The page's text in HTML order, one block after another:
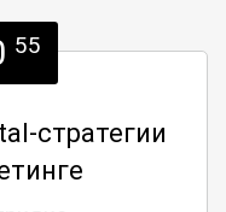
55
стратегии